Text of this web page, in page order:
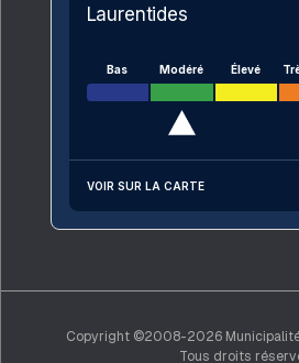
Laurentides
Bas Modéré Élevé
VOIR SUR LA CARTE
Copyright ©2008-2026
Tous droits